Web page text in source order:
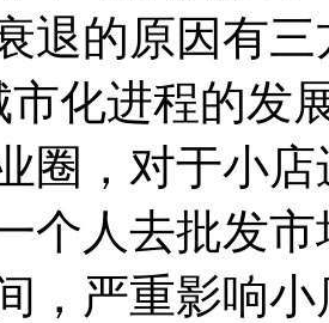
退的原因有
进程的发展
圈，对于小
个人去批发
，严重影响